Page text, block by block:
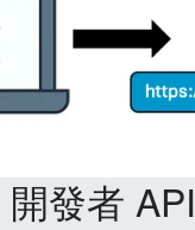
開發者 API